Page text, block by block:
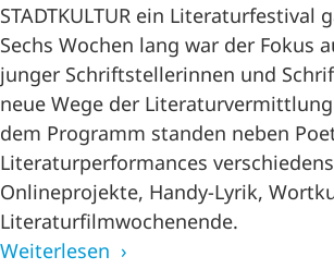
STADTKULTUR ein Literaturfestival
Sechs Wochen lang war der Fokus
junger Schriftstellerinnen und
neue Wege der
dem Programm standen neben
Literaturperformances
Onlineprojekte, Handy-Lyrik,
Literaturfilmwochenende.
Weiterlesen